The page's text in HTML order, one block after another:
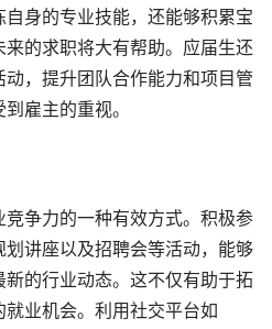
身的专业技能，还能够积累宝
的求职将大有帮助。应届生还
，提升团队合作能力和项目管
雇主的重视。
争力的一种有效方式。积极参
讲座以及招聘会等活动，能够
的行业动态。这不仅有助于拓
业机会。利用社交平台如